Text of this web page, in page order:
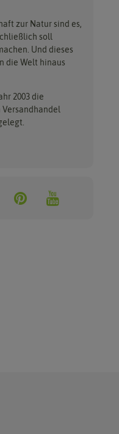
zur Natur sind es,
soll
Und dieses
die Welt hinaus
2003 die